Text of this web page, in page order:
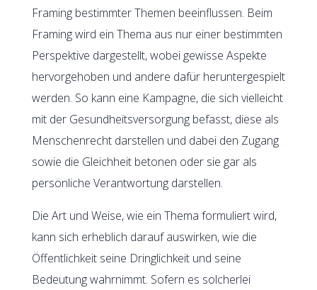
Framing bestimmter Themen beeinflussen. Beim
Framing wird ein Thema aus nur einer bestimmten
Perspektive dargestellt, wobei gewisse Aspekte
hervorgehoben und andere dafür heruntergespielt
werden. So kann eine Kampagne, die sich vielleicht
mit der Gesundheitsversorgung befasst, diese als
Menschenrecht darstellen und dabei den Zugang
sowie die Gleichheit betonen oder sie gar als
persönliche Verantwortung darstellen.
Die Art und Weise, wie ein Thema formuliert wird,
kann sich erheblich darauf auswirken, wie die
Öffentlichkeit seine Dringlichkeit und seine
Bedeutung wahrnimmt. Sofern es solcherlei